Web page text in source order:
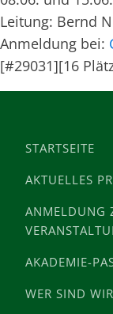
Leitung: Bernd
Anmeldung bei:
[#29031][16
STARTSEITE
AKTUELLES
ANMELDUNG
AKADEMIE-
WER SIND